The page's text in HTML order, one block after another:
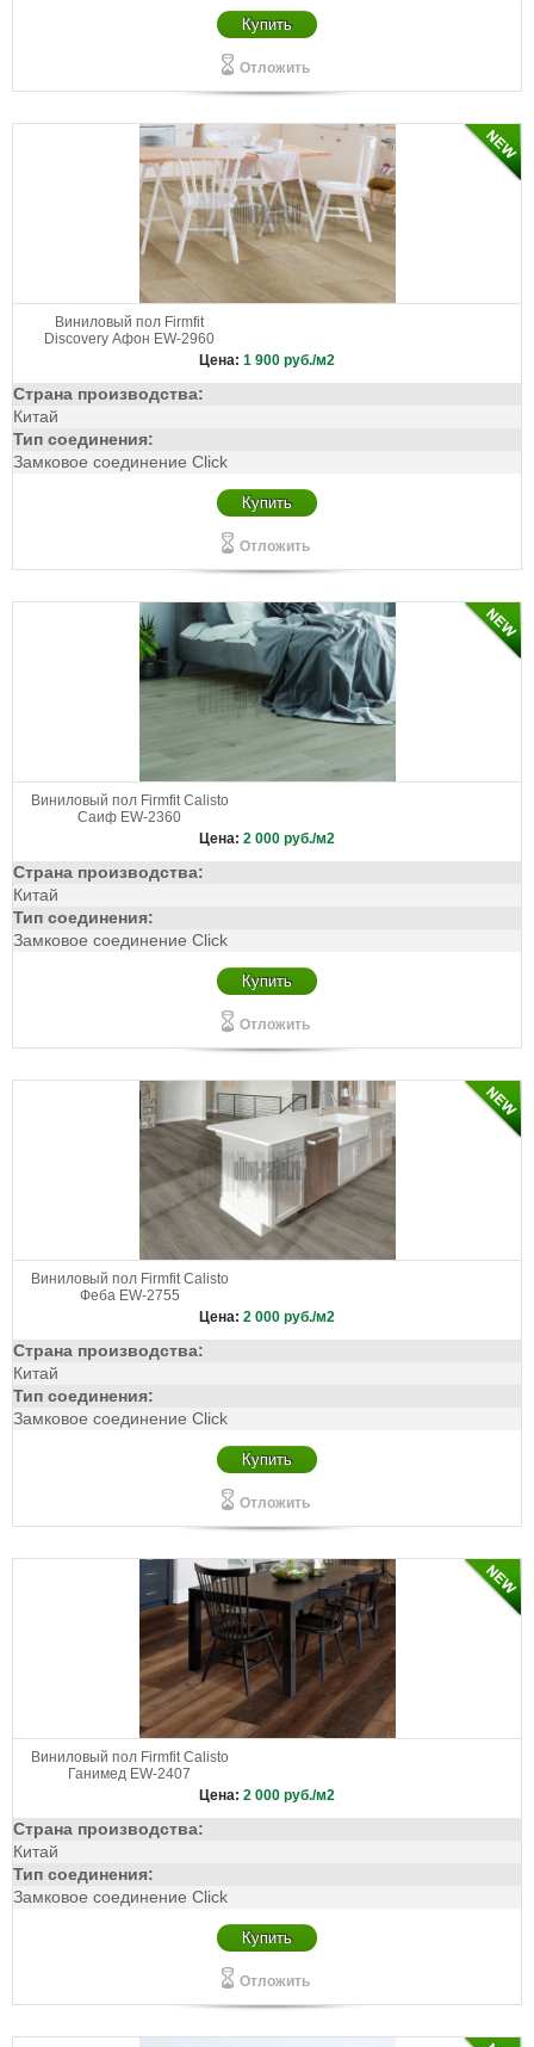
Купить
Отложить
Виниловый пол Firmfit
Discovery Афон EW-2960
Цена: 1 900 руб./м2
Страна производства:
Китай
Тип соединения:
Замковое соединение Click
Купить
Отложить
Виниловый пол Firmfit Calisto
Саиф EW-2360
Цена: 2 000 руб./м2
Страна производства:
Китай
Тип соединения:
Замковое соединение Click
Купить
Отложить
Виниловый пол Firmfit Calisto
Феба EW-2755
Цена: 2 000 руб./м2
Страна производства:
Китай
Тип соединения:
Замковое соединение Click
Купить
Отложить
Виниловый пол Firmfit Calisto
Ганимед EW-2407
Цена: 2 000 руб./м2
Страна производства:
Китай
Тип соединения:
Замковое соединение Click
Купить
Отложить